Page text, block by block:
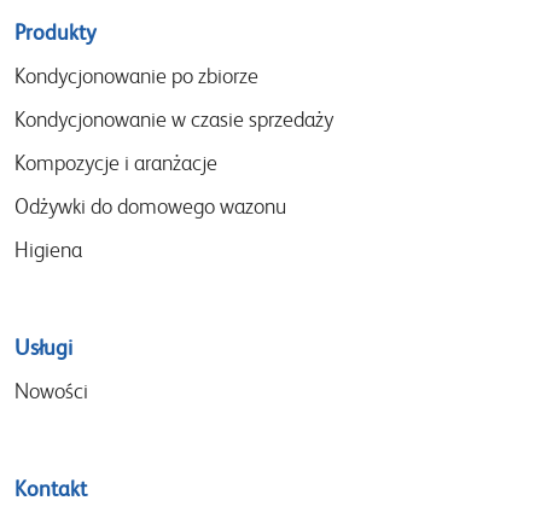
Sitemap
menu
Produkty
Kondycjonowanie po zbiorze
Kondycjonowanie w czasie sprzedaży
Kompozycje i aranżacje
Odżywki do domowego wazonu
Higiena
Usługi
Nowości
Kontakt